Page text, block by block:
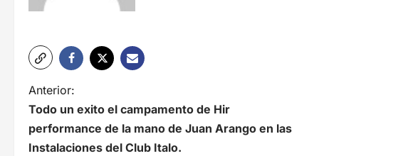
N
a
v
Anterior:
Todo un exito el campamento de Hir
performance de la mano de Juan Arango en las
Instalaciones del Club Italo.